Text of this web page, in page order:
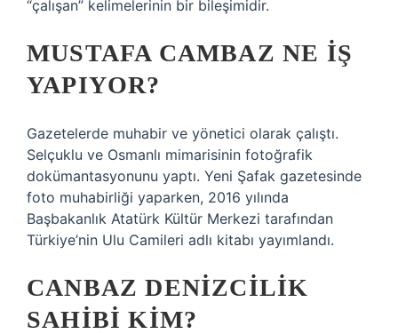
“çalışan” kelimelerinin bir bileşimidir.
MUSTAFA CAMBAZ NE IŞ
YAPIYOR?
Gazetelerde muhabir ve yönetici olarak çalıştı.
Selçuklu ve Osmanlı mimarisinin fotoğrafik
dokümantasyonunu yaptı. Yeni Şafak gazetesinde
foto muhabirliği yaparken, 2016 yılında
Başbakanlık Atatürk Kültür Merkezi tarafından
Türkiye’nin Ulu Camileri adlı kitabı yayımlandı.
CANBAZ DENIZCILIK
SAHIBI KIM?